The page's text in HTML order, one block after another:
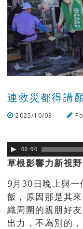
連救災都得講
2025/10/03
00:00
草根影響力新視
9月 30日晚上與
飯，原因那是其
織周圍的親朋好
出力，不為別的